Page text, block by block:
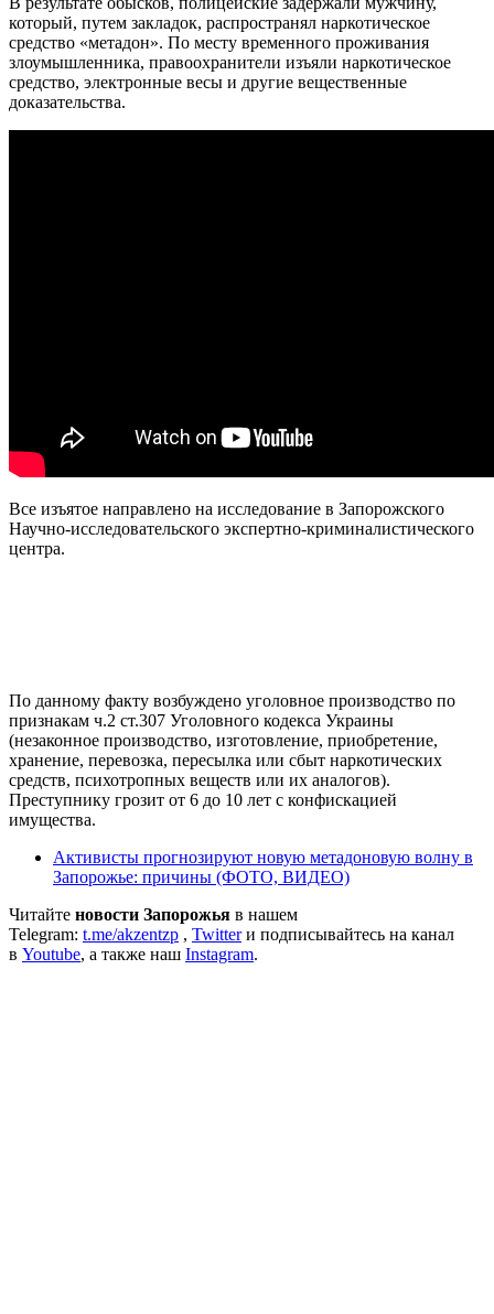
который, путем закладок, распространял наркотическое
средство «метадон». По месту временного проживания
злоумышленника, правоохранители изъяли наркотическое
средство, электронные весы и другие вещественные
доказательства.
Все изъятое направлено на исследование в Запорожского
Научно-исследовательского экспертно-криминалистического
центра.
По данному факту возбуждено уголовное производство по
признакам ч.2 ст.307 Уголовного кодекса Украины
(незаконное производство, изготовление, приобретение,
хранение, перевозка, пересылка или сбыт наркотических
средств, психотропных веществ или их аналогов).
Преступнику грозит от 6 до 10 лет с конфискацией
имущества.
Активисты прогнозируют новую метадоновую волну в
Запорожье: причины (ФОТО, ВИДЕО)
Читайте новости Запорожья в нашем
Telegram: t.me/akzentzp , Twitterи подписывайтесь на канал
в Youtube, а также наш Instagram.